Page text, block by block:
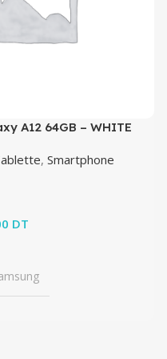
A12 64GB – WHITE
,Smartphone
initial était : 679.00 DT.
DT